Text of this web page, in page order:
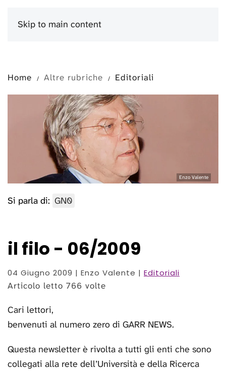
Skip to main content
Home Altre rubriche Editoriali
Enzo Valente
Si parla di: GN0
il filo - 06/2009
04 Giugno 2009 | Enzo Valente | Editoriali
Articolo letto 766 volte
Cari lettori,
benvenuti al numero zero di GARR NEWS.
Questa newsletter è rivolta a tutti gli enti che sono
collegati alla rete dell’Università e della Ricerca